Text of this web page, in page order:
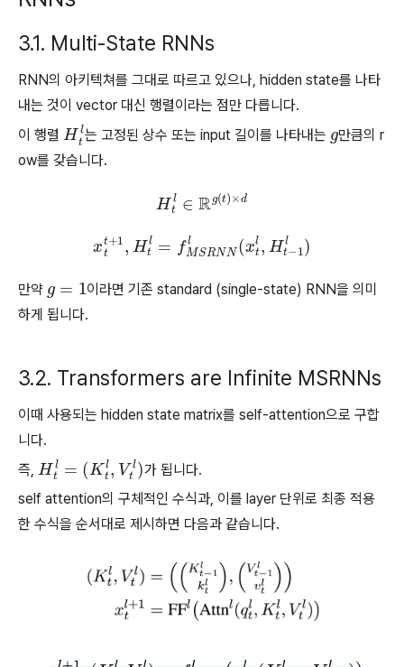
3.1. Multi-State RNNs
RNN의 아키텍쳐를 그대로 따르고 있으나, hidden state를 나타
내는 것이 vector 대신 행렬이라는 점만 다릅니다.
이 행렬 Ht
l
는 고정된 상수 또는 input 길이를 나타내는 g만큼의 r
ow를 갖습니다.
Htl∈Rg(t)×d
xtt+1 ,Ht =f MSRNNl(xtl, Ht−1l)
만약 g =1
이라면 기존 standard (single-state) RNN을 의미
하게 됩니다.
3.2. Transformers are Infinite MSRNNs
이때 사용되는 hidden state matrix를 self-attention으로 구합
니다.
즉, Htl =( Ktl,Vt l)
가 됩니다.
self attention의 구체적인 수식과, 이를 layer 단위로 최종 적용
한 수식을 순서대로 제시하면 다음과 같습니다.